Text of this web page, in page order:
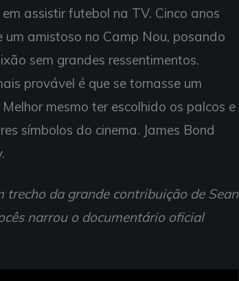
assistir futebol na TV. Cinco anos
amistoso no Camp Nou, posando
sem grandes ressentimentos.
provável é que se tornasse um
mesmo ter escolhido os palcos e
símbolos do cinema. James Bond
da grande contribuição de Sean
narrou o documentário oficial